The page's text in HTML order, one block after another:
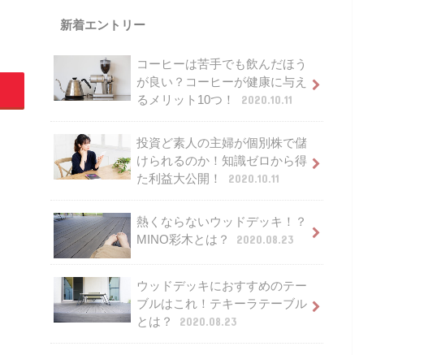
新着エントリー
コーヒーは苦手でも飲んだほう
が良い？コーヒーが健康に与え
るメリット10つ！
2020.10.11
投資ど素人の主婦が個別株で儲
けられるのか！知識ゼロから得
た利益大公開！
2020.10.11
熱くならないウッドデッキ！？
MINO彩木とは？
2020.08.23
ウッドデッキにおすすめのテー
ブルはこれ！テキーラテーブル
とは？
2020.08.23